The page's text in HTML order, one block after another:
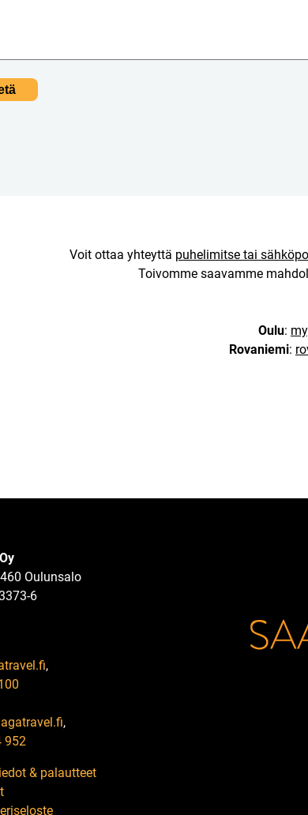
Voit ottaa yhteyttä puhelimitse tai
Toivomme saavamme
Oulu:
Rovaniemi:
Oulunsalo
6
,
,
952
& palautteet